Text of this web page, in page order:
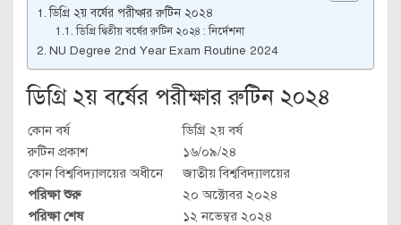
ডিগ্রি ২য় বর্ষের পরীক্ষার রুটিন ২০২৪
ডিগ্রি দ্বিতীয় বর্ষের রুটিন ২০২৪ : নির্দেশনা
NU Degree 2nd Year Exam Routine 2024
ডিগ্রি ২য় বর্ষের পরীক্ষার রুটিন ২০২৪
কোন বর্ষ
ডিগ্রি ২য় বর্ষ
রুটিন প্রকাশ
১৬/০৯/২৪
কোন বিশ্ববিদ্যালয়ের অধীনে
জাতীয় বিশ্ববিদ্যালয়ের
পরিক্ষা শুরু
২০ অক্টোবর ২০২৪
পরিক্ষা শেষ
১২ নভেম্বর ২০২৪